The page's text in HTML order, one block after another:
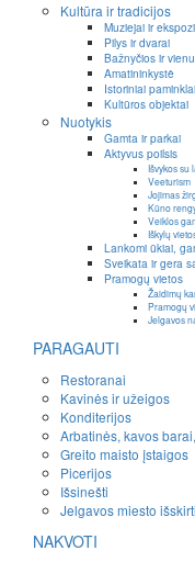
Kultūra ir tradicijos
Muziejai ir
Pilys ir dvarai
Bažnyčios ir
Amatininkystė
Istoriniai
Kultūros objektai
Nuotykis
Gamta ir parkai
Aktyvus poilsis
Išvykos su
Veeturism
Jojimas
Kūno
Veiklos
Iškylų
Lankomi ūkiai,
Sveikata ir gera
Pramogų vietos
Žaidimų
Pramogų
Jelgavos
PARAGAUTI
Restoranai
Kavinės ir užeigos
Konditerijos
Arbatinės, kavos
Greito maisto įstaigos
Picerijos
Išsinešti
Jelgavos miesto
NAKVOTI